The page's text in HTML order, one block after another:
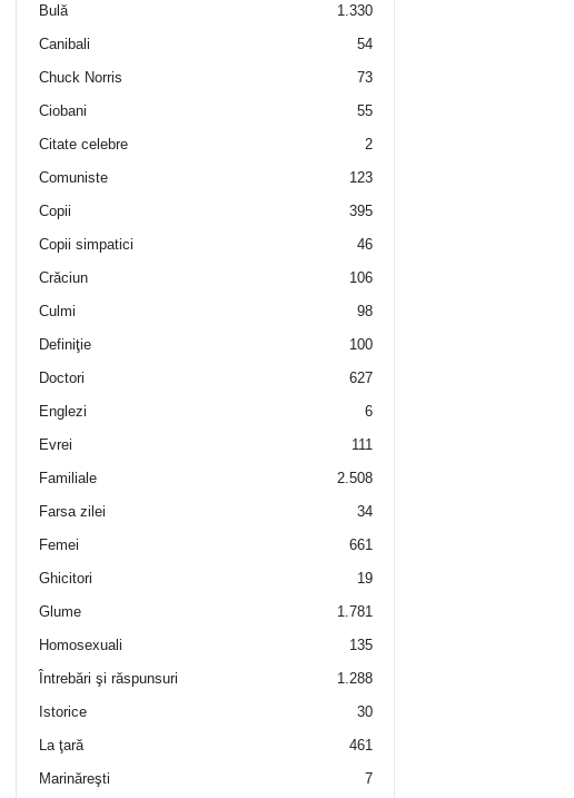
Bulă
1.330
Canibali
54
Chuck Norris
73
Ciobani
55
Citate celebre
2
Comuniste
123
Copii
395
Copii simpatici
46
Crăciun
106
Culmi
98
Definiţie
100
Doctori
627
Englezi
6
Evrei
111
Familiale
2.508
Farsa zilei
34
Femei
661
Ghicitori
19
Glume
1.781
Homosexuali
135
Întrebări şi răspunsuri
1.288
Istorice
30
La ţară
461
Marinăreşti
7